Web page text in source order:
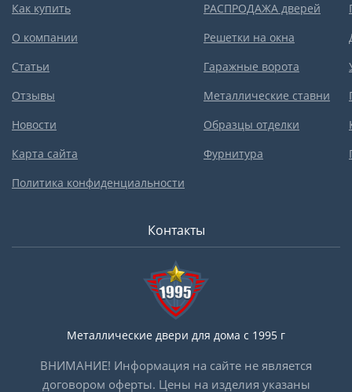
Как купить
О компании
Статьи
Отзывы
Новости
Карта сайта
Политика конфиденциальности
РАСПРОДАЖА дверей
Решетки на окна
Гаражные ворота
Металлические ставни
Образцы отделки
Фурнитура
Контакты
Металлические двери для дома с 1995 г
ВНИМАНИЕ! Информация на сайте не является
договором оферты. Цены на изделия указаны